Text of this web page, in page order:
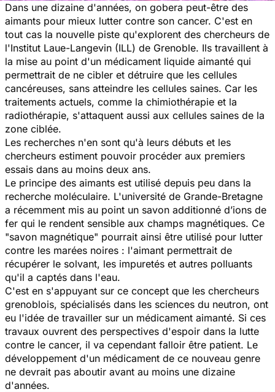
Dans une dizaine d'années, on gobera peut-être des
aimants pour mieux lutter contre son cancer. C'est en
tout cas la nouvelle piste qu'explorent des chercheurs de
l'Institut Laue-Langevin (ILL) de Grenoble. Ils travaillent à
la mise au point d'un médicament liquide aimanté qui
permettrait de ne cibler et détruire que les cellules
cancéreuses, sans atteindre les cellules saines. Car les
traitements actuels, comme la chimiothérapie et la
radiothérapie, s'attaquent aussi aux cellules saines de la
zone ciblée.
Les recherches n'en sont qu'à leurs débuts et les
chercheurs estiment pouvoir procéder aux premiers
essais dans au moins deux ans.
Le principe des aimants est utilisé depuis peu dans la
recherche moléculaire. L'université de Grande-Bretagne
a récemment mis au point un savon additionné d’ions de
fer qui le rendent sensible aux champs magnétiques. Ce
"savon magnétique" pourrait ainsi être utilisé pour lutter
contre les marées noires : l'aimant permettrait de
récupérer le solvant, les impuretés et autres polluants
qu'il a captés dans l'eau.
C'est en s'appuyant sur ce concept que les chercheurs
grenoblois, spécialisés dans les sciences du neutron, ont
eu l'idée de travailler sur un médicament aimanté. Si ces
travaux ouvrent des perspectives d'espoir dans la lutte
contre le cancer, il va cependant falloir être patient. Le
développement d'un médicament de ce nouveau genre
ne devrait pas aboutir avant au moins une dizaine
d'années.